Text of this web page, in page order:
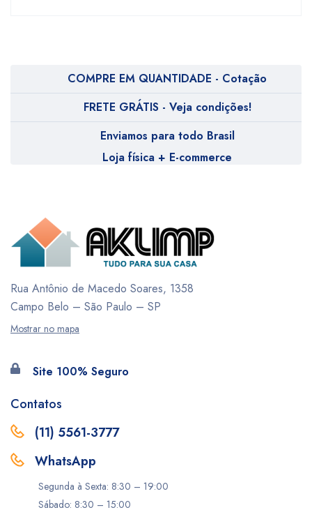
COMPRE EM QUANTIDADE - Cotação
FRETE GRÁTIS - Veja condições!
Enviamos para todo Brasil
Loja física + E-commerce
Rua Antônio de Macedo Soares, 1358
Campo Belo – São Paulo – SP
Mostrar no mapa
Site 100% Seguro
Contatos
(11) 5561-3777
WhatsApp
Segunda à Sexta: 8:30 – 19:00
Sábado: 8:30 – 15:00